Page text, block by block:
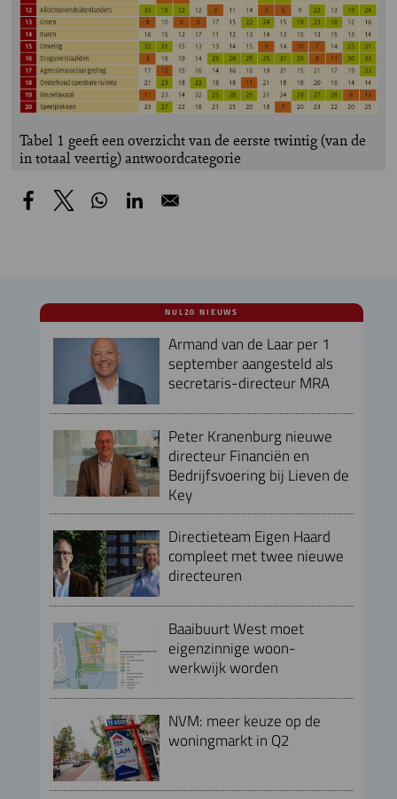
Tabel 1 geeft een overzicht van de eerste twintig (van de
in totaal veertig) antwoordcategorie
NUL20 NIEUWS
Armand van de Laar per 1
september aangesteld als
secretaris-directeur MRA
Peter Kranenburg nieuwe
directeur Financiën en
Bedrijfsvoering bij Lieven de
Key
Directieteam Eigen Haard
compleet met twee nieuwe
directeuren
Baaibuurt West moet
eigenzinnige woon-
werkwijk worden
NVM: meer keuze op de
woningmarkt in Q2